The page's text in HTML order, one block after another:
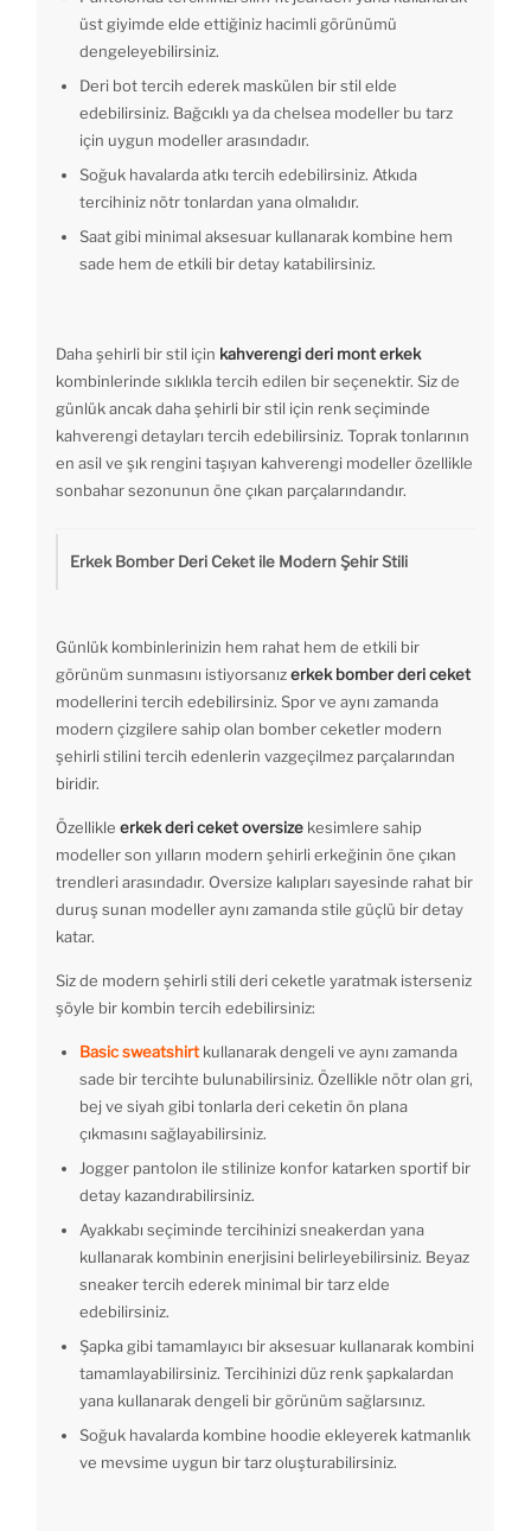
üst giyimde elde ettiğiniz hacimli görünümü
dengeleyebilirsiniz.
Deri bot tercih ederek maskülen bir stil elde
edebilirsiniz. Bağcıklı ya da chelsea modeller bu tarz
için uygun modeller arasındadır.
Soğuk havalarda atkı tercih edebilirsiniz. Atkıda
tercihiniz nötr tonlardan yana olmalıdır.
Saat gibi minimal aksesuar kullanarak kombine hem
sade hem de etkili bir detay katabilirsiniz.
Daha şehirli bir stil için kahverengi deri mont erkek
kombinlerinde sıklıkla tercih edilen bir seçenektir. Siz de
günlük ancak daha şehirli bir stil için renk seçiminde
kahverengi detayları tercih edebilirsiniz. Toprak tonlarının
en asil ve şık rengini taşıyan kahverengi modeller özellikle
sonbahar sezonunun öne çıkan parçalarındandır.
Erkek Bomber Deri Ceket ile Modern Şehir Stili
Günlük kombinlerinizin hem rahat hem de etkili bir
görünüm sunmasını istiyorsanızerkek bomber deri ceket
modellerini tercih edebilirsiniz. Spor ve aynı zamanda
modern çizgilere sahip olan bomber ceketler modern
şehirli stilini tercih edenlerin vazgeçilmez parçalarından
biridir.
Özellikle erkek deri ceket oversize kesimlere sahip
modeller son yılların modern şehirli erkeğinin öne çıkan
trendleri arasındadır. Oversize kalıpları sayesinde rahat bir
duruş sunan modeller aynı zamanda stile güçlü bir detay
katar.
Siz de modern şehirli stili deri ceketle yaratmak isterseniz
şöyle bir kombin tercih edebilirsiniz:
Basic sweatshirtkullanarak dengeli ve aynı zamanda
sade bir tercihte bulunabilirsiniz. Özellikle nötr olan gri,
bej ve siyah gibi tonlarla deri ceketin ön plana
çıkmasını sağlayabilirsiniz.
Jogger pantolon ile stilinize konfor katarken sportif bir
detay kazandırabilirsiniz.
Ayakkabı seçiminde tercihinizi sneakerdan yana
kullanarak kombinin enerjisini belirleyebilirsiniz. Beyaz
sneaker tercih ederek minimal bir tarz elde
edebilirsiniz.
Şapka gibi tamamlayıcı bir aksesuar kullanarak kombini
tamamlayabilirsiniz. Tercihinizi düz renk şapkalardan
yana kullanarak dengeli bir görünüm sağlarsınız.
Soğuk havalarda kombine hoodie ekleyerek katmanlık
ve mevsime uygun bir tarz oluşturabilirsiniz.